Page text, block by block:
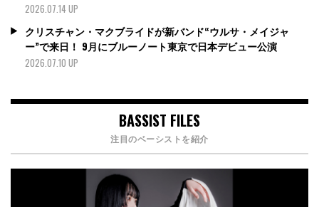
2026.07.14 UP
クリスチャン・マクブライドが新バンド“ウルサ・メイジャ
ー”で来日！ 9月にブルーノート東京で日本デビュー公演
2026.07.10 UP
BASSIST FILES
注目のベーシストを紹介